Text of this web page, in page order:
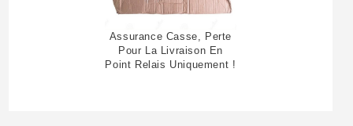
Assurance Casse, Perte
Pour La Livraison En
Point Relais Uniquement !